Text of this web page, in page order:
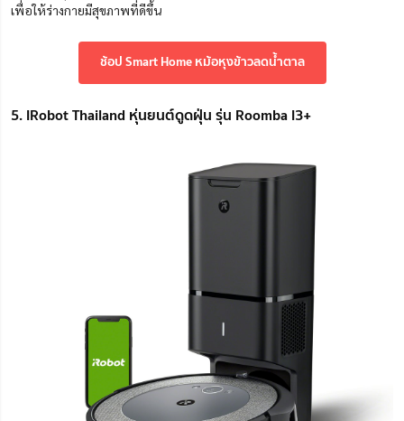
เพื่อให้ร่างกายมีสุขภาพที่ดีขึ้น
ช้อป Smart Home หม้อหุงข้าวลดน้ำตาล
5. IRobot Thailand หุ่นยนต์ดูดฝุ่น รุ่น Roomba I3+